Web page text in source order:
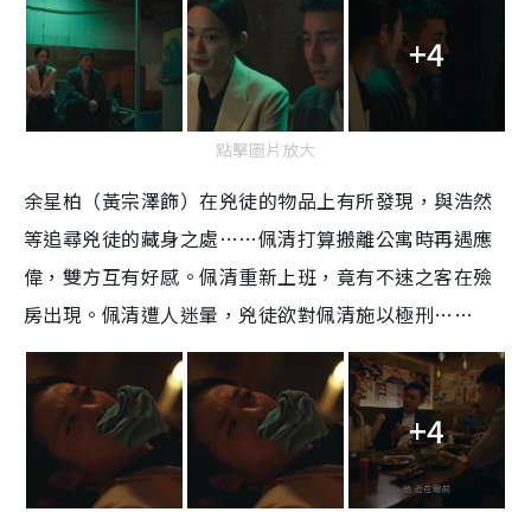
+4
點擊圖片放大
余星柏（黃宗澤飾）在兇徒的物品上有所發現，與浩然
等追尋兇徒的藏身之處……佩清打算搬離公寓時再遇應
偉，雙方互有好感。佩清重新上班，竟有不速之客在殮
房出現。佩清遭人迷暈，兇徒欲對佩清施以極刑……
+4